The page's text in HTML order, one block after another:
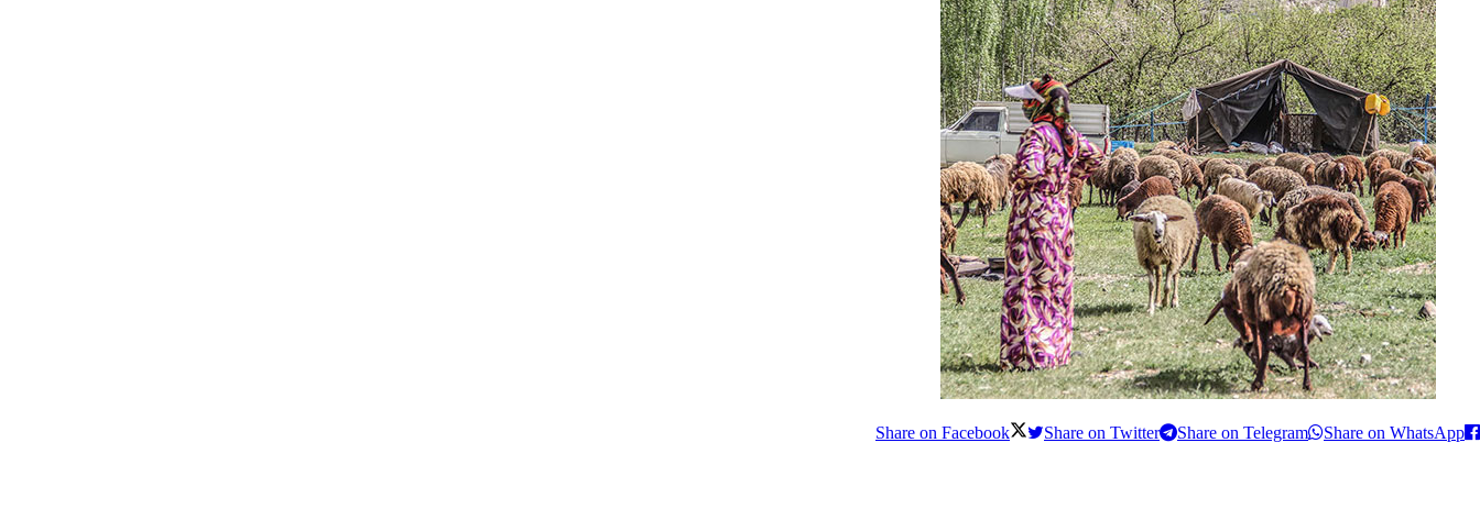
Share on Facebook Share on Twitter Share on Telegram Share on WhatsApp